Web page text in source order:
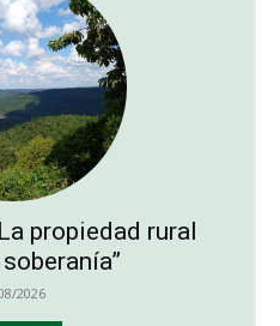
propiedad rural
2026